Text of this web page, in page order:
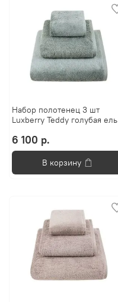
Набор полотенец 3 шт
Luxberry Teddy голубая ель
6 100 р.
В корзину